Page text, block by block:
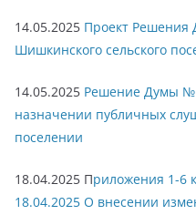
14.05.2025 Проект
Шишкинского сельского
14.05.2025 Решение Думы №
назначении публичных
поселении
18.04.2025 Приложения 1-6
18.04.2025 О внесении